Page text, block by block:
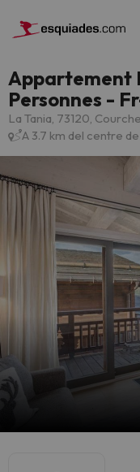
Appartement
Personnes -
La Tania, 73120,
A 3.7 km del centre